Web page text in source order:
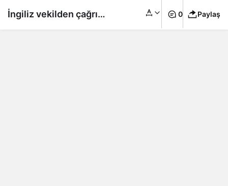
İngiliz vekilden çağrı: 0 Paylaş